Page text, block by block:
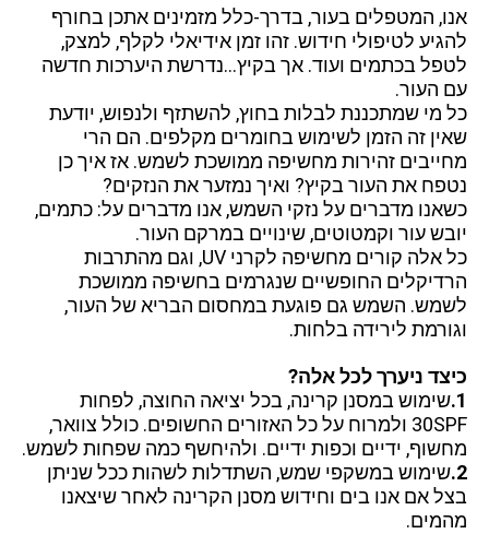
אנו, המטפלים בעור, בדרך-כלל מזמינים אתכן בחורף
להגיע לטיפולי חידוש. זהו זמן אידיאלי לקלף, למצק,
לטפל בכתמים ועוד. אך בקיץ…נדרשת היערכות חדשה
עם העור.
כל מי שמתכננת לבלות בחוץ, להשתזף ולנפוש, יודעת
שאין זה הזמן לשימוש בחומרים מקלפים. הם הרי
מחייבים זהירות מחשיפה ממושכת לשמש. אז איך כן
נטפח את העור בקיץ? ואיך נמזער את הנזקים?
כשאנו מדברים על נזקי השמש, אנו מדברים על: כתמים,
יובש עור וקמטוטים, שינויים במרקם העור.
כל אלה קורים מחשיפה לקרני UV, וגם מהתרבות
הרדיקלים החופשיים שנגרמים בחשיפה ממושכת
לשמש. השמש גם פוגעת במחסום הבריא של העור,
וגורמת לירידה בלחות.
כיצד ניערך לכל אלה?
1. שימוש במסנן קרינה, בכל יציאה החוצה, לפחות
30SPF ולמרוח על כל האזורים החשופים. כולל צוואר,
מחשוף, ידיים וכפות ידיים. ולהיחשף כמה שפחות לשמש.
2. שימוש במשקפי שמש, השתדלות לשהות ככל שניתן
בצל אם אנו בים וחידוש מסנן הקרינה לאחר שיצאנו
מהמים.